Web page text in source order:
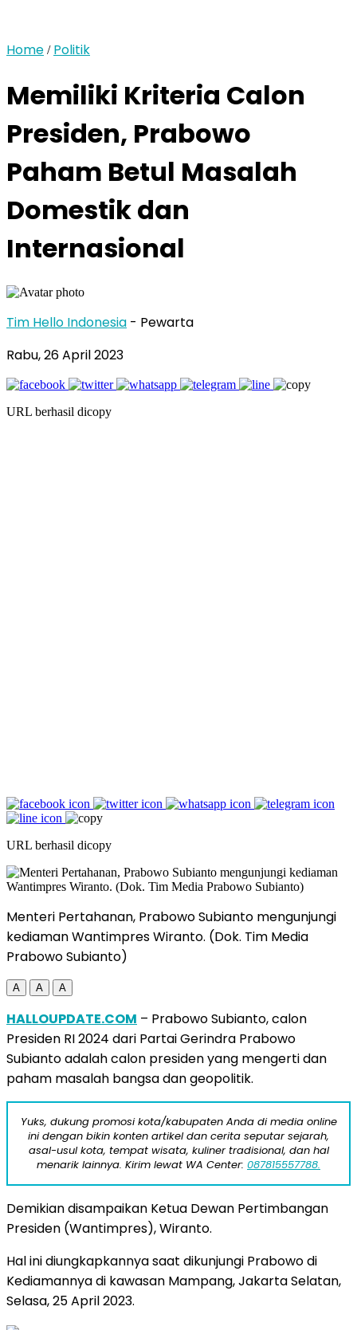
Home / Politik
Memiliki Kriteria Calon
Presiden, Prabowo
Paham Betul Masalah
Domestik dan
Internasional
Tim Hello Indonesia - Pewarta
Rabu, 26 April 2023
URL berhasil dicopy
URL berhasil dicopy
Menteri Pertahanan, Prabowo Subianto mengunjungi
kediaman Wantimpres Wiranto. (Dok. Tim Media
Prabowo Subianto)
A A A
HALLOUPDATE.COM – Prabowo Subianto, calon
Presiden RI 2024 dari Partai Gerindra Prabowo
Subianto adalah calon presiden yang mengerti dan
paham masalah bangsa dan geopolitik.
Yuks, dukung promosi kota/kabupaten Anda di media online
ini dengan bikin konten artikel dan cerita seputar sejarah,
asal-usul kota, tempat wisata, kuliner tradisional, dan hal
menarik lainnya. Kirim lewat WA Center: 087815557788.
Demikian disampaikan Ketua Dewan Pertimbangan
Presiden (Wantimpres), Wiranto.
Hal ini diungkapkannya saat dikunjungi Prabowo di
Kediamannya di kawasan Mampang, Jakarta Selatan,
Selasa, 25 April 2023.